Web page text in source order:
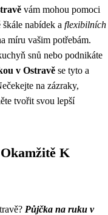
vám mohou pomoci
nabídek a flexibilních
míru vašim potřebám.
snů nebo podnikáte
v Ostravě se tyto a
na zázraky,
tvořit svou lepší
K
Půjčka na ruku v